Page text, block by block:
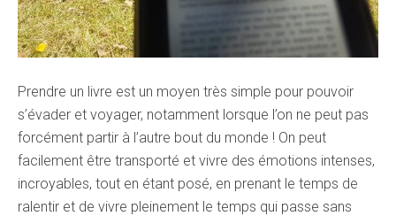
Prendre un livre est un moyen très simple pour pouvoir
s’évader et voyager, notamment lorsque l’on ne peut pas
forcément partir à l’autre bout du monde ! On peut
facilement être transporté et vivre des émotions intenses,
incroyables, tout en étant posé, en prenant le temps de
ralentir et de vivre pleinement le temps qui passe sans